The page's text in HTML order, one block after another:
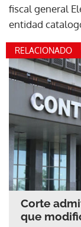
fiscal general
entidad
RELACIONADO
Corte
que